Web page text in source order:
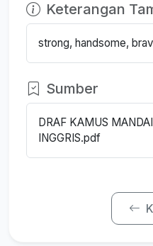
Keterangan
strong, handsome,
Sumber
DRAF KAMUS
INGGRIS.pdf